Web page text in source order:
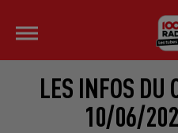
LES INFOS DU
10/06/